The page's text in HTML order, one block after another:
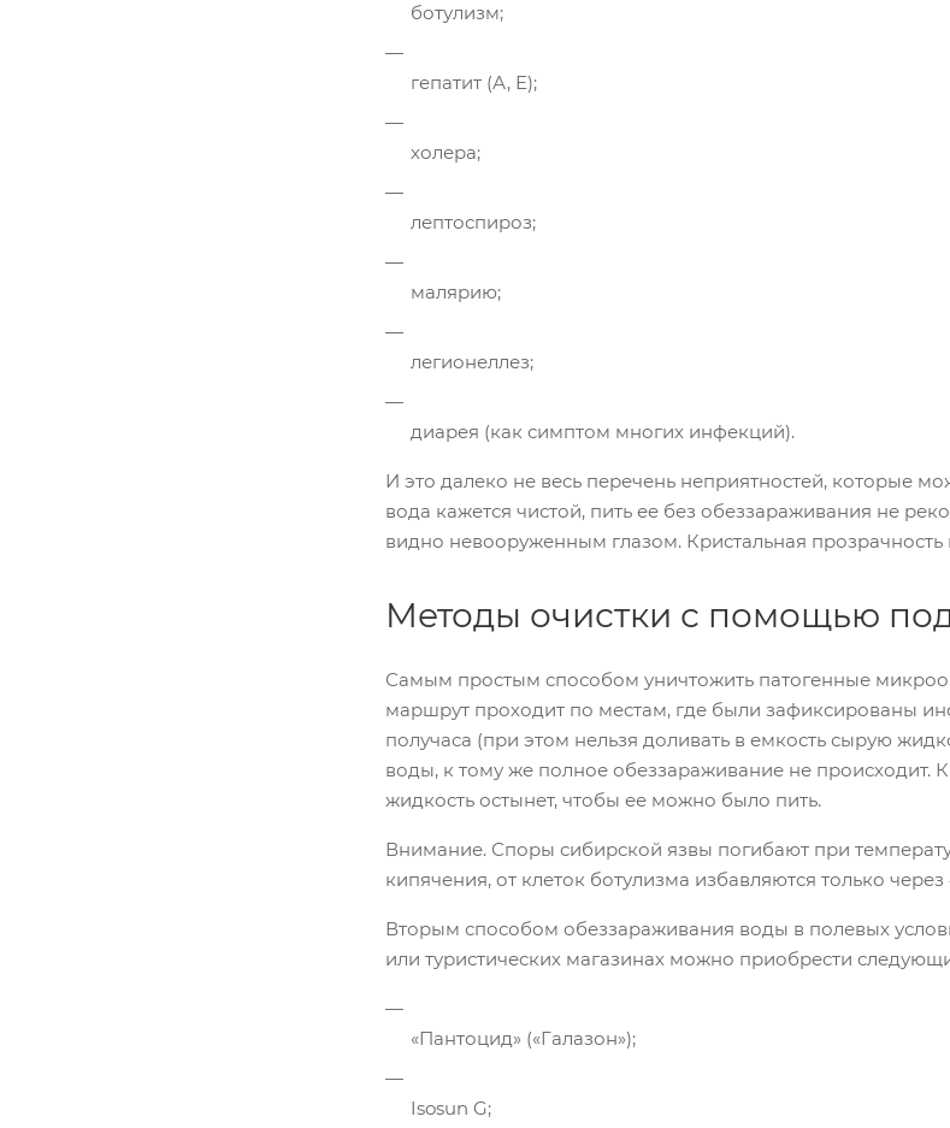
ботулизм;
гепатит (А, Е);
холера;
лептоспироз;
малярию;
легионеллез;
диарея (как симптом многих инфекций).
И это далеко не весь перечень неприятностей, которые
вода кажется чистой, пить ее без обеззараживания не
видно невооруженным глазом. Кристальная
Методы очистки с помощью
Самым простым способом уничтожить патогенные
маршрут проходит по местам, где были зафиксированы
получаса (при этом нельзя доливать в емкость сырую
воды, к тому же полное обеззараживание не происходит.
жидкость остынет, чтобы ее можно было пить.
Внимание. Споры сибирской язвы погибают при
кипячения, от клеток ботулизма избавляются только через
Вторым способом обеззараживания воды в полевых
или туристических магазинах можно приобрести
«Пантоцид» («Галазон»);
Isosun G;